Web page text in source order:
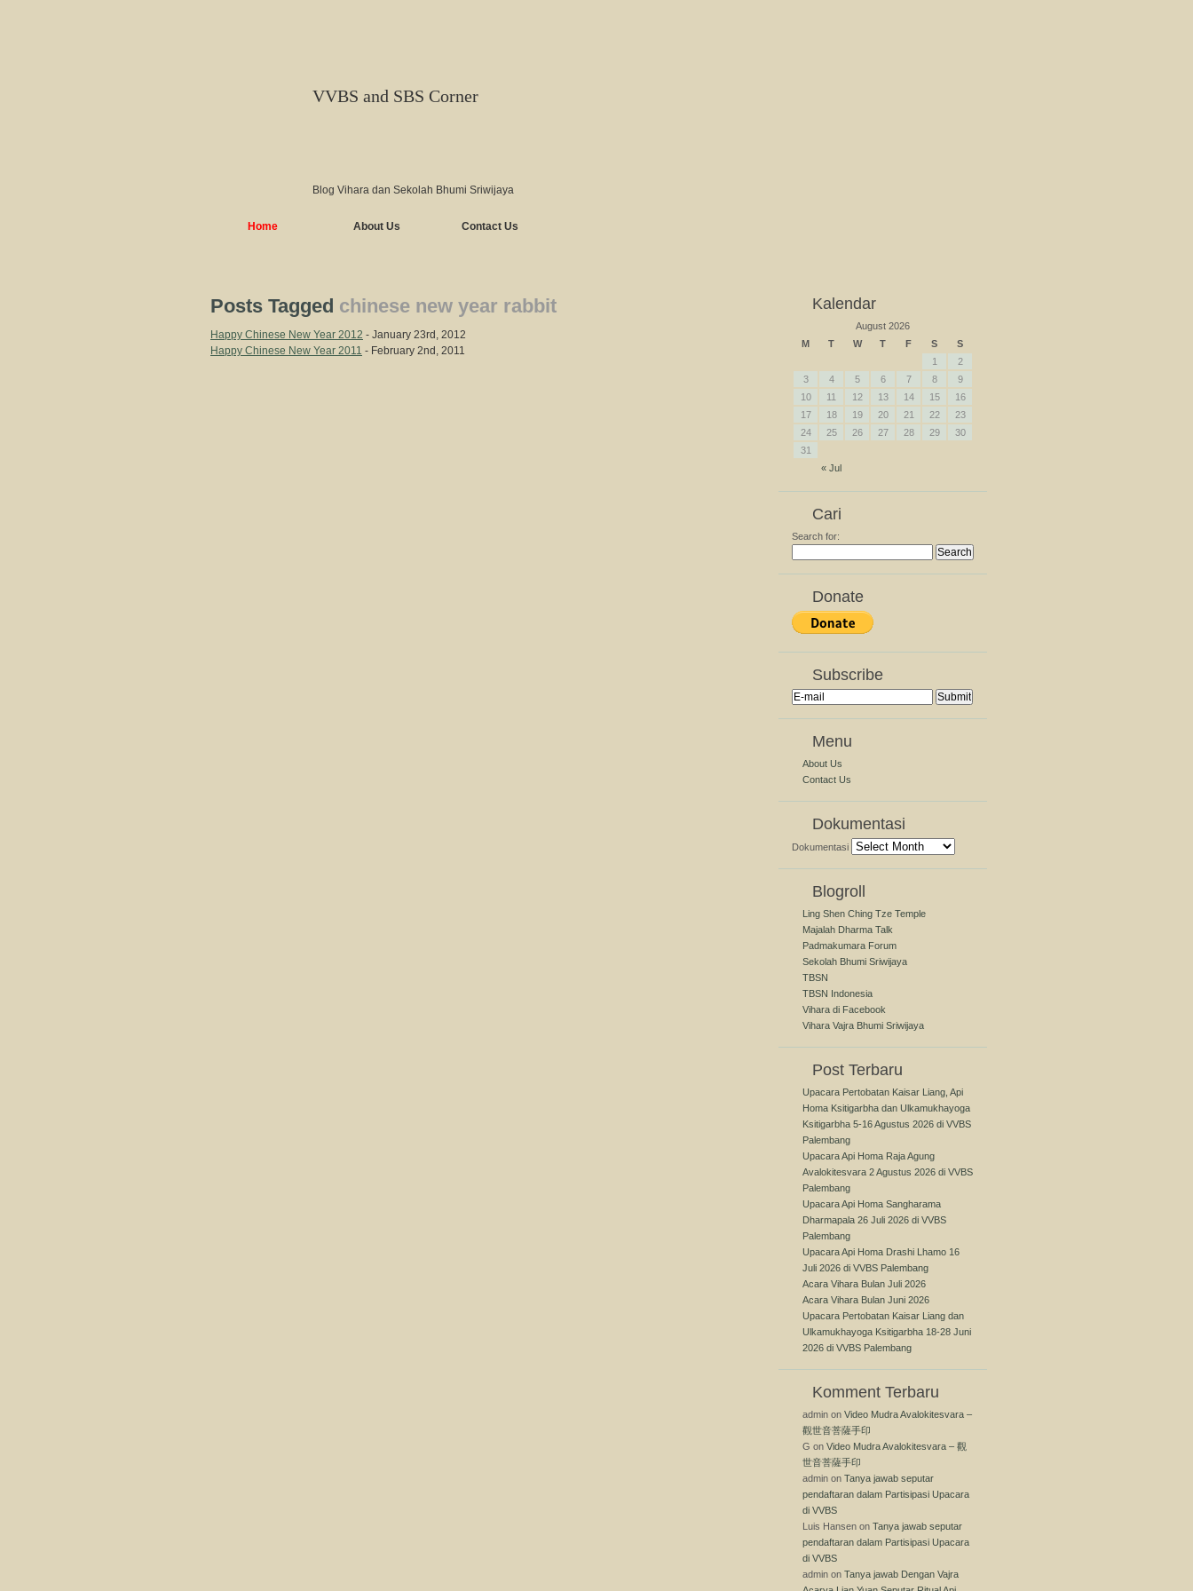
VVBS and SBS Corner
Blog Vihara dan Sekolah Bhumi Sriwijaya
Home About Us Contact Us
Posts Tagged chinese new year rabbit
Happy Chinese New Year 2012 - January 23rd, 2012
Happy Chinese New Year 2011 - February 2nd, 2011
Kalendar
August 2026
M
T W T F S S
« Jul
1
2
3
4 5 6 7 8
9
10
11 12 13 14 15
16
17
18 19 20 21 22
23
24
25 26 27 28 29
30
31
Cari
Search for:
Donate
Subscribe
Menu
About Us
Contact Us
Dokumentasi
Dokumentasi
Blogroll
Ling Shen Ching Tze Temple
Majalah Dharma Talk
Padmakumara Forum
Sekolah Bhumi Sriwijaya
TBSN
TBSN Indonesia
Vihara di Facebook
Vihara Vajra Bhumi Sriwijaya
Post Terbaru
Upacara Pertobatan Kaisar Liang, Api
Homa Ksitigarbha dan Ulkamukhayoga
Ksitigarbha 5-16 Agustus 2026 di VVBS
Palembang
Upacara Api Homa Raja Agung
Avalokitesvara 2 Agustus 2026 di VVBS
Palembang
Upacara Api Homa Sangharama
Dharmapala 26 Juli 2026 di VVBS
Palembang
Upacara Api Homa Drashi Lhamo 16
Juli 2026 di VVBS Palembang
Acara Vihara Bulan Juli 2026
Acara Vihara Bulan Juni 2026
Upacara Pertobatan Kaisar Liang dan
Ulkamukhayoga Ksitigarbha 18-28 Juni
2026 di VVBS Palembang
Komment Terbaru
admin on Video Mudra Avalokitesvara –
觀世音菩薩手印
G on Video Mudra Avalokitesvara – 觀
世音菩薩手印
admin on Tanya jawab seputar
pendaftaran dalam Partisipasi Upacara
di VVBS
Luis Hansen on Tanya jawab seputar
pendaftaran dalam Partisipasi Upacara
di VVBS
admin on Tanya jawab Dengan Vajra